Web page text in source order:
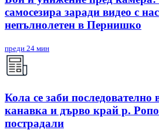
самосезира заради видео с
непълнолетен в Пернишко
преди 24 мин
Кола се заби последователно
канавка и дърво край р.
пострадали